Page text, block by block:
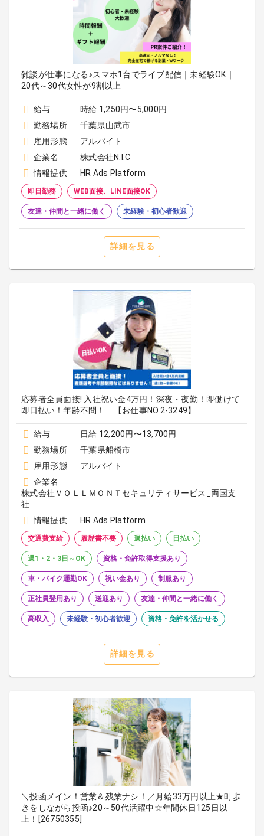
雑談が仕事になる♪スマホ1台でライブ配信｜未経験OK｜
20代～30代女性が9割以上
給与
時給 1,250円〜5,000円
勤務場所
千葉県山武市
雇用形態
アルバイト
企業名
株式会社N.I.C
情報提供
HR Ads Platform
即日勤務 WEB面接、LINE面接OK
友達・仲間と一緒に働く 未経験・初心者歓迎
詳細を見る
応募者全員面接! 入社祝い金4万円！深夜・夜勤！即働けて
即日払い！年齢不問！ 【お仕事NO.2-3249】
給与
日給 12,200円〜13,700円
勤務場所
千葉県船橋市
雇用形態
アルバイト
企業名
株式会社ＶＯＬＬＭＯＮＴセキュリティサービス_両国支
社
情報提供
HR Ads Platform
交通費支給 履歴書不要 週払い 日払い
週1・2・3日～OK 資格・免許取得支援あり
車・バイク通勤OK 祝い金あり 制服あり
正社員登用あり 送迎あり 友達・仲間と一緒に働く
高収入 未経験・初心者歓迎 資格・免許を活かせる
詳細を見る
＼投函メイン！営業＆残業ナシ！／月給33万円以上★町歩
きをしながら投函♪20～50代活躍中☆年間休日125日以
上！[26750355]